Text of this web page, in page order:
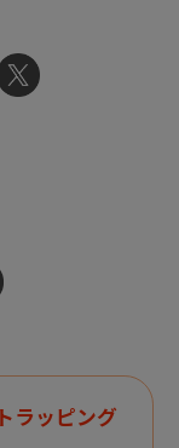
ラッピング